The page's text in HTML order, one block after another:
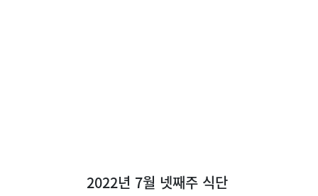
2022년 7월 넷째주 식단